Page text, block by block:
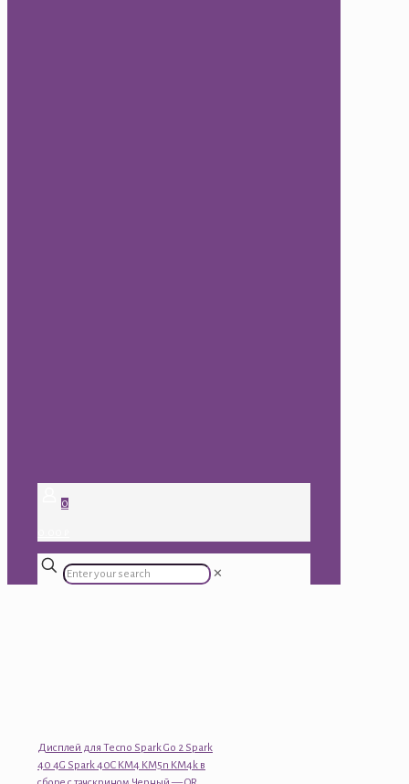
0
✕
Дисплей для Tecno Spark Go 2 Spark
40 4G Spark 40C KM4 KM5n KM4k в